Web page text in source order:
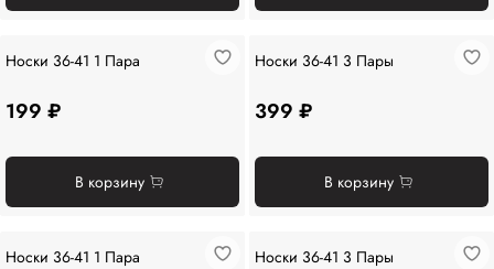
Носки 36-41 1 Пара
199 ₽
В корзину
Носки 36-41 3 Пары
399 ₽
В корзину
Носки 36-41 1 Пара Носки 36-41 3 Пары